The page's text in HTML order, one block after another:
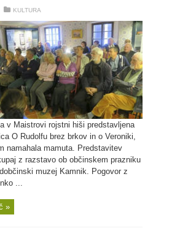
KULTURA
v Maistrovi rojstni hiši predstavljena
O Rudolfu brez brkov in o Veroniki,
namahala mamuta. Predstavitev
z razstavo ob občinskem prazniku
muzej Kamnik. Pogovor z
...
»